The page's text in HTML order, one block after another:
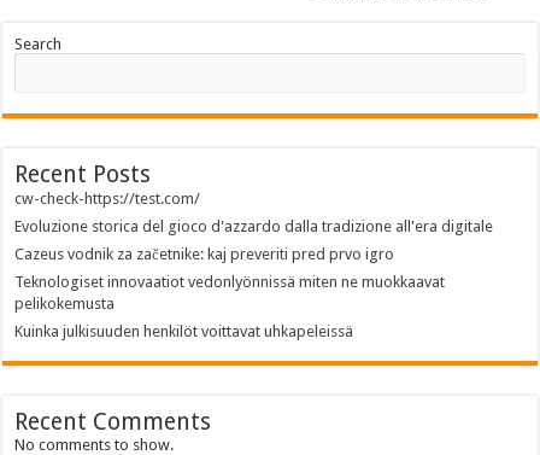
Search
Recent Posts
cw-check-https://test.com/
Evoluzione storica del gioco d'azzardo dalla tradizione all'era digitale
Cazeus vodnik za začetnike: kaj preveriti pred prvo igro
Teknologiset innovaatiot vedonlyönnissä miten ne muokkaavat
pelikokemusta
Kuinka julkisuuden henkilöt voittavat uhkapeleissä
Recent Comments
No comments to show.